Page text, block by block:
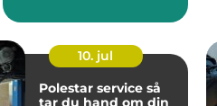
v&ar...
10. jul
Polestar service så
tar du hand om din